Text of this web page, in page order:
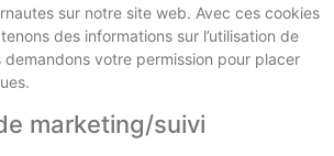
sur notre site web. Avec ces cookies
des informations sur l’utilisation de
votre permission pour placer
marketing/suivi